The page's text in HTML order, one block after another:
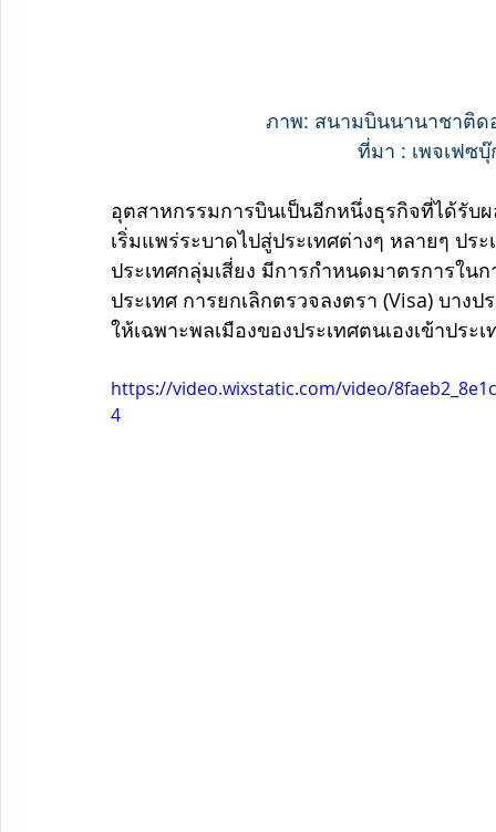
ภาพ: สนามบินนานาชาติด
ที่มา : เพจเฟซ
อุตสาหกรรมการบินเป็นอีกหนึ่งธุรกิจที่ได้รับ
เริ่มแพร่ระบาดไปสู่ประเทศต่างๆ หลายๆ ปร
ประเทศกลุ่มเสี่ยง มีการกำหนดมาตรการใน
ประเทศ การยกเลิกตรวจลงตรา (Visa) บาง
ให้เฉพาะพลเมืองของประเทศตนเองเข้าประ
https://video.wixstatic.com/video/
4